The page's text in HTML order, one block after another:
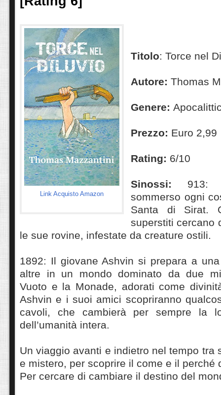
Link Acquisto Amazon
Titolo: Torce nel
Autore:Thomas
Genere:
Prezzo: Euro 2,99
Rating: 6/10
Sinossi:
sommerso ogni
Santa di Sirat.
superstiti cercano
le sue rovine, infestate da creature ostili.
1892: Il giovane Ashvin si prepara a
altre in un mondo dominato da due
Vuoto e la Monade, adorati come
Ashvin e i suoi amici scopriranno
cavoli, che cambierà per sempre la
dell’umanità intera.
Un viaggio avanti e indietro nel tempo tra
e mistero, per scoprire il come e il perché
Per cercare di cambiare il destino del